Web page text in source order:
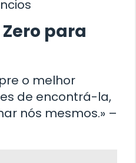
Zero para
o melhor
de encontrá-la,
nós mesmos.» –